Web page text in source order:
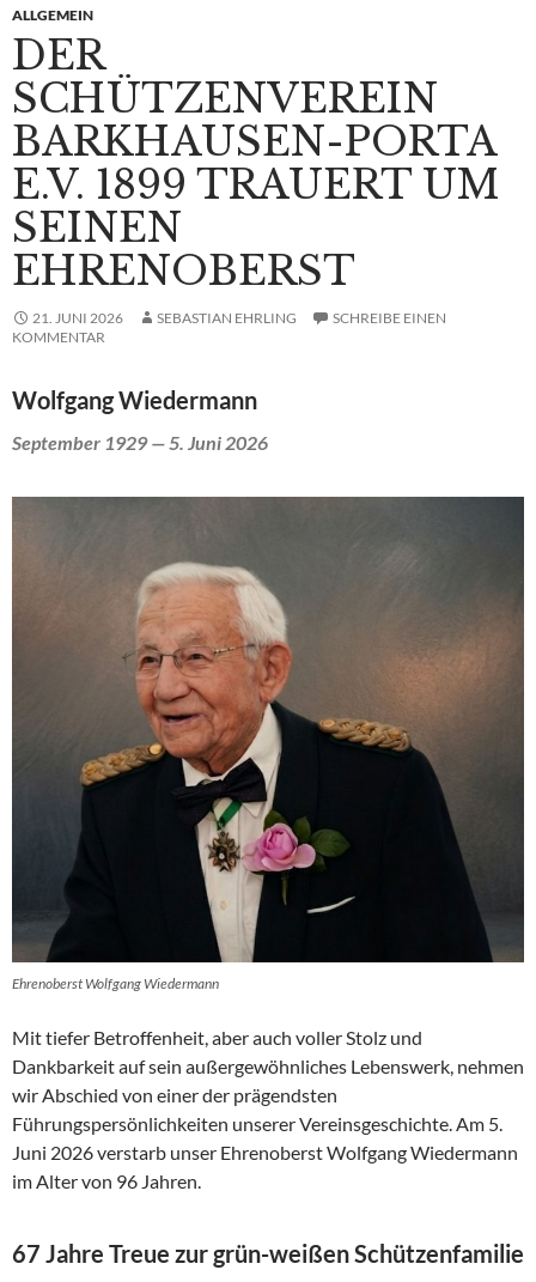
ALLGEMEIN
DER
SCHÜTZENVEREIN
BARKHAUSEN-PORTA
E.V. 1899 TRAUERT UM
SEINEN
EHRENOBERST
21. JUNI 2026 SEBASTIAN EHRLING
SCHREIBE EINEN
KOMMENTAR
Wolfgang Wiedermann
September 1929 — 5. Juni 2026
Ehrenoberst Wolfgang Wiedermann
Mit tiefer Betroffenheit, aber auch voller Stolz und
Dankbarkeit auf sein außergewöhnliches Lebenswerk, nehmen
wir Abschied von einer der prägendsten
Führungspersönlichkeiten unserer Vereinsgeschichte. Am 5.
Juni 2026 verstarb unser Ehrenoberst Wolfgang Wiedermann
im Alter von 96 Jahren.
67 Jahre Treue zur grün-weißen Schützenfamilie